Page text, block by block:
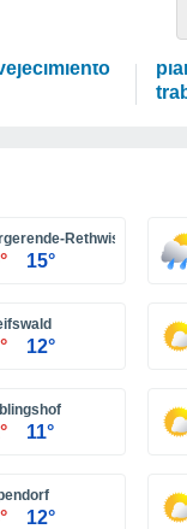
Rethwisch
15°
12°
11°
12°